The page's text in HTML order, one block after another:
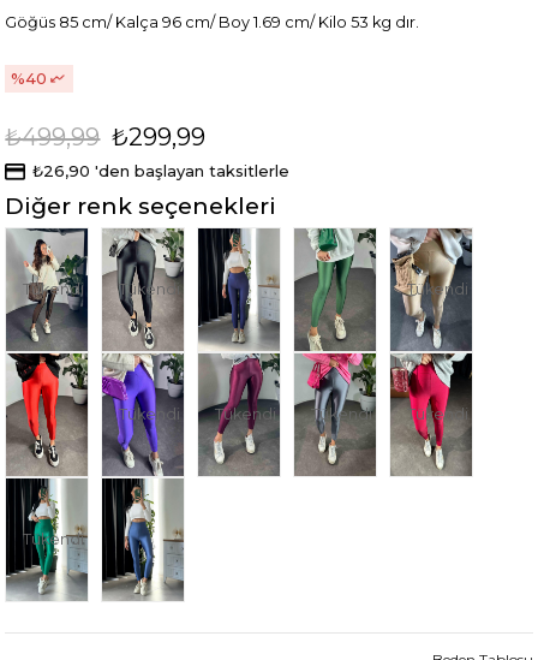
Göğüs 85 cm/ Kalça 96 cm/ Boy 1.69 cm/ Kilo 53 kg dır.
40
₺499,99 ₺299,99
₺26,90 'den başlayan taksitlerle
Diğer renk seçenekleri
Tükendi Tükendi Tükendi
Tükendi Tükendi Tükendi Tükendi
Tükendi